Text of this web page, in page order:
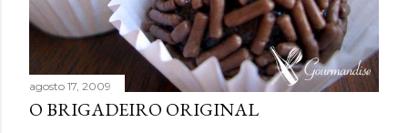
agosto 17, 2009
O BRIGADEIRO ORIGINAL